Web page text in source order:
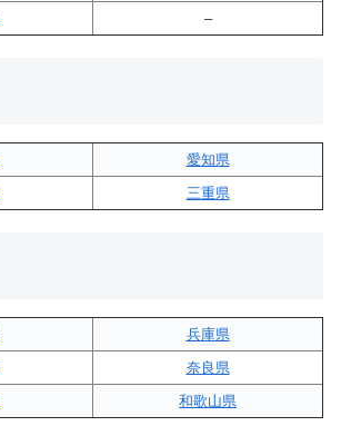
–
愛知県
三重県
兵庫県
奈良県
和歌山県